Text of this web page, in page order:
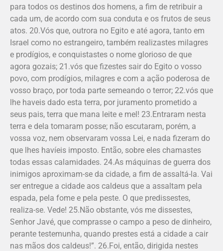
para todos os destinos dos homens, a fim de retribuir a
cada um, de acordo com sua conduta e os frutos de seus
atos. 20.Vós que, outrora no Egito e até agora, tanto em
Israel como no estrangeiro, também realizastes milagres
e prodígios, e conquistastes o nome glorioso de que
agora gozais; 21.vós que fizestes sair do Egito o vosso
povo, com prodígios, milagres e com a ação poderosa de
vosso braço, por toda parte semeando o terror; 22.vós que
lhe haveis dado esta terra, por juramento prometido a
seus pais, terra que mana leite e mel! 23.Entraram nesta
terra e dela tomaram posse; não escutaram, porém, a
vossa voz, nem observaram vossa Lei, e nada fizeram do
que lhes havíeis imposto. Então, sobre eles chamastes
todas essas calamidades. 24.As máquinas de guerra dos
inimigos aproximam-se da cidade, a fim de assaltá-la. Vai
ser entregue a cidade aos caldeus que a assaltam pela
espada, pela fome e pela peste. O que predissestes,
realiza-se. Vede! 25.Não obstante, vós me dissestes,
Senhor Javé, que comprasse o campo a peso de dinheiro,
perante testemunha, quando prestes está a cidade a cair
nas mãos dos caldeus!”. 26.Foi, então, dirigida nestes